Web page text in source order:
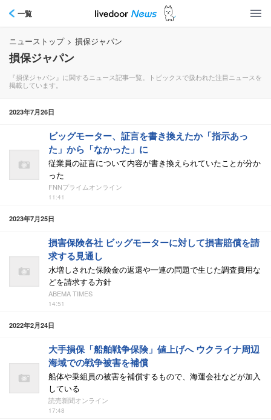
一覧
ニューストップ > 損保ジャパン
損保ジャパン
『損保ジャパン』に関するニュース記事一覧。トピックスで扱われた注目ニュースを
掲載しています。
2023年7月26日
ビッグモーター、証言を書き換えたか「指示あっ
た」から「なかった」に
従業員の証言について内容が書き換えられていたことが分か
った
FNNプライムオンライン
11:41
2023年7月25日
損害保険各社 ビッグモーターに対して損害賠償を請
求する見通し
水増しされた保険金の返還や一連の問題で生じた調査費用な
どを請求する方針
ABEMA TIMES
14:51
2022年2月24日
大手損保「船舶戦争保険」値上げへ ウクライナ周辺
海域での戦争被害を補償
船体や乗組員の被害を補償するもので、海運会社などが加入
している
読売新聞オンライン
17:48